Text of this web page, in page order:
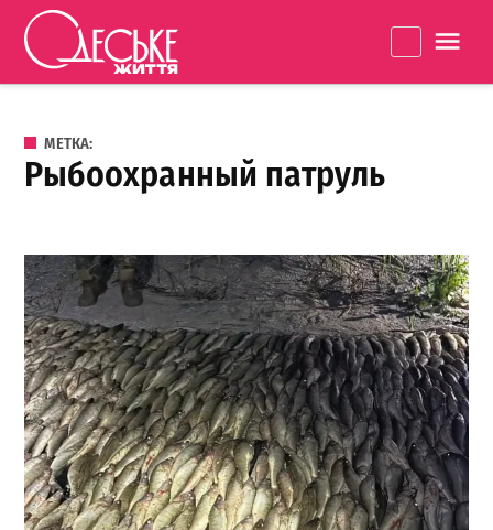
Перейти к содержанию
життя
МЕТКА:
рыбоохранный патруль